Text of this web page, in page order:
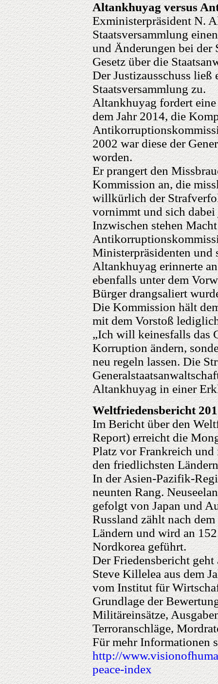
Altankhuyag versus
Exministerpräsident N.
Staatsversammlung
und Änderungen bei der
Gesetz über die
Der Justizausschuss
Staatsversammlung zu.
Altankhuyag fordert eine
dem Jahr 2014, die
2002 war diese der
worden.
Er prangert den
Kommission an, die
willkürlich der
vornimmt und sich
Inzwischen stehen
Ministerpräsidenten und
Altankhuyag erinnerte
ebenfalls unter dem
Bürger drangsaliert
Die Kommission hält
mit dem Vorstoß
„Ich will keinesfalls das
Korruption ändern,
neu regeln lassen. Die
Altankhuyag in einer
Weltfriedensbericht
Im Bericht über den
Report) erreicht die
Platz vor Frankreich und
den friedlichsten
In der Asien-Pazifik-
neunten Rang.
gefolgt von Japan und
Russland zählt nach
Ländern und wird an
Nordkorea geführt.
Der Friedensbericht
Steve Killelea aus dem
vom Institut für
Grundlage der
Militäreinsätze,
Terroranschläge,
Für mehr Informationen
http://
peace-index